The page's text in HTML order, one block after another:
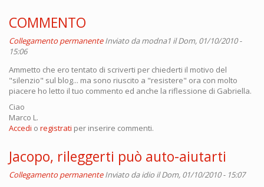
COMMENTO
Collegamento permanente Inviato damodna1 il Dom, 01/10/2010 -
15:06
Ammetto che ero tentato di scriverti per chiederti il motivo del
"silenzio" sul blog... ma sono riuscito a "resistere" ora con molto
piacere ho letto il tuo commento ed anche la riflessione di Gabriella.
Ciao
Marco L.
Accedi o registrati per inserire commenti.
Jacopo, rileggerti può auto-aiutarti
Collegamento permanente Inviato daidio il Dom, 01/10/2010 - 15:07